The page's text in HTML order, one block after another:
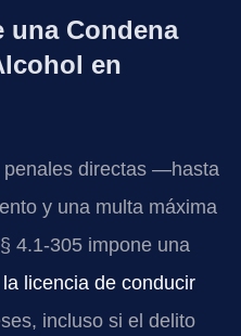
una Condena
en
directas —hasta
y una multa máxima
4.1-305 impone una
licencia de conducir
incluso si el delito